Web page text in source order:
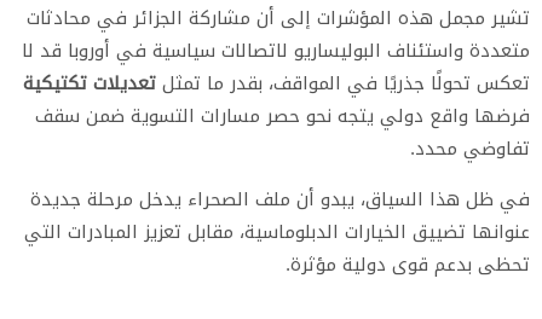
تشير مجمل هذه المؤشرات إلى أن مشاركة الجزائر في محادثات
متعددة واستئناف البوليساريو لاتصالات سياسية في أوروبا قد لا
تعكس تحولًا جذريًا في المواقف، بقدر ما تمثلتعديلات تكتيكية
فرضها واقع دولي يتجه نحو حصر مسارات التسوية ضمن سقف
تفاوضي محدد.
في ظل هذا السياق، يبدو أن ملف الصحراء يدخل مرحلة جديدة
عنوانها تضييق الخيارات الدبلوماسية، مقابل تعزيز المبادرات التي
تحظى بدعم قوى دولية مؤثرة.